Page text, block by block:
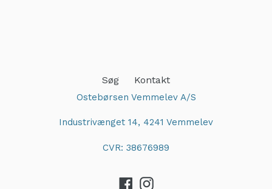
Søg Kontakt
Ostebørsen Vemmelev A/S
Industrivænget 14, 4241 Vemmelev
CVR: 38676989
Facebook
Instagram